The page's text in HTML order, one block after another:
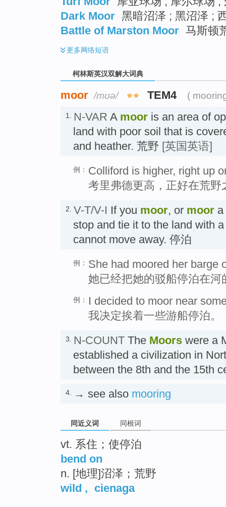
Dark Moor 黑暗沼泽 ; 黑沼泽 ;
Battle of Marston Moor 马斯顿
更多网络短语
柯林斯英汉双解大词典
moor /mʊə/ TEM4 (
1. N-VAR A moor is an area of
land with poor soil that is
and heather. 荒野 [英国英语]
例： Colliford is higher, right up
考里弗德更高，正好在荒野
2. V-T/V-I If you moor, or moor
stop and tie it to the land with
cannot move away. 停泊
例： She had moored her barge
她已经把她的驳船停泊在河
例：
I decided to moor near
我决定挨着一些游船停泊。
3. N-COUNT The Moors were a
established a civilization in
between the 8th and the 15th
4. → see also mooring
同近义词 同根词
vt. 系住；使停泊
bend on
n. [地理]沼泽；荒野
wild , cienaga